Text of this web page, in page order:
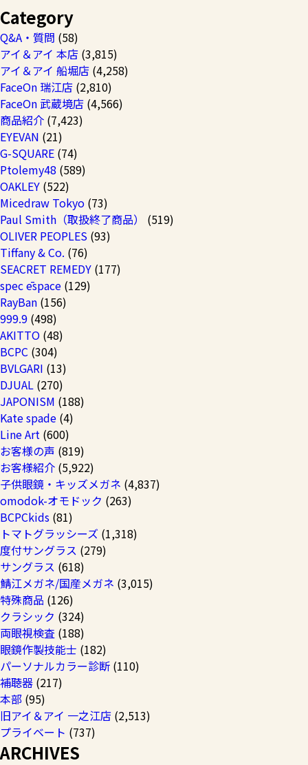
Category
Q&A・質問 (58)
アイ＆アイ 本店 (3,815)
アイ＆アイ 船堀店 (4,258)
FaceOn 瑞江店 (2,810)
FaceOn 武蔵境店 (4,566)
商品紹介 (7,423)
EYEVAN (21)
G-SQUARE (74)
Ptolemy48 (589)
OAKLEY (522)
Micedraw Tokyo (73)
Paul Smith（取扱終了商品）
(519)
OLIVER PEOPLES (93)
Tiffany & Co. (76)
SEACRET REMEDY (177)
spec ēspace (129)
RayBan (156)
999.9 (498)
AKITTO (48)
BCPC (304)
BVLGARI (13)
DJUAL (270)
JAPONISM (188)
Kate spade (4)
Line Art (600)
お客様の声 (819)
お客様紹介 (5,922)
子供眼鏡・キッズメガネ (4,837)
omodok-オモドック (263)
BCPCkids (81)
トマトグラッシーズ (1,318)
度付サングラス (279)
サングラス (618)
鯖江メガネ/国産メガネ (3,015)
特殊商品 (126)
クラシック (324)
両眼視検査 (188)
眼鏡作製技能士 (182)
パーソナルカラー診断 (110)
補聴器 (217)
本部 (95)
旧アイ＆アイ 一之江店 (2,513)
プライベート (737)
ARCHIVES